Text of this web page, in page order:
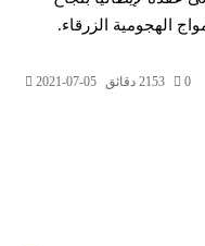
الزرقاء.
2021-07-05